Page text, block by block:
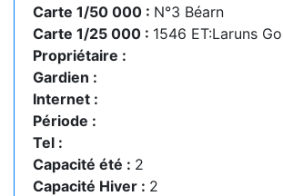
Carte 1/50 000 : N°3 Béarn
Carte 1/25 000 : 1546 ET:Laruns
Propriétaire :
Gardien :
Internet :
Période :
Tel :
Capacité été : 2
Capacité Hiver : 2